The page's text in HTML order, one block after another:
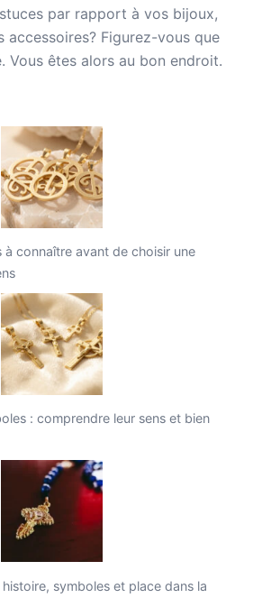
par rapport à vos bijoux,
accessoires? Figurez-vous que
Vous êtes alors au bon endroit.
connaître avant de choisir une
: comprendre leur sens et bien
symboles et place dans la